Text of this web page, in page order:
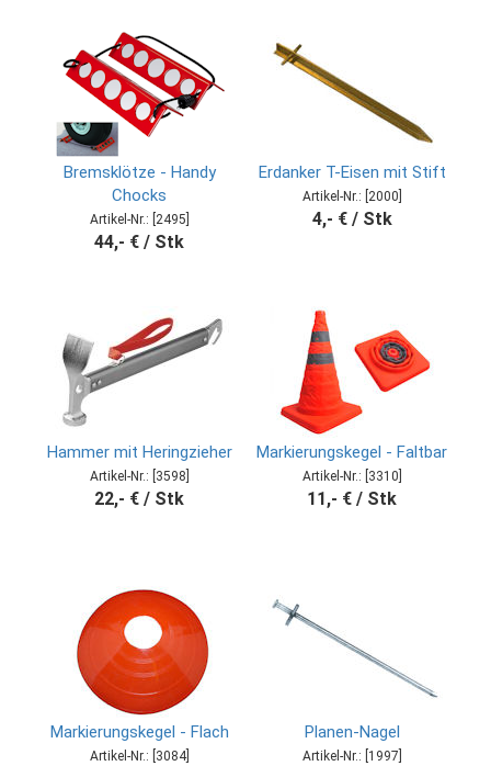
Bremsklötze - Handy
Chocks
Artikel-Nr.: [2495]
44,- € / Stk
Erdanker T-Eisen mit Stift
Artikel-Nr.: [2000]
4,- € / Stk
Hammer mit Heringzieher
Artikel-Nr.: [3598]
22,- € / Stk
Markierungskegel - Faltbar
Artikel-Nr.: [3310]
11,- € / Stk
Markierungskegel - Flach
Artikel-Nr.: [3084]
Planen-Nagel
Artikel-Nr.: [1997]